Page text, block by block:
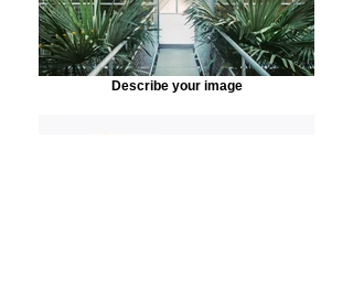
Describe your image